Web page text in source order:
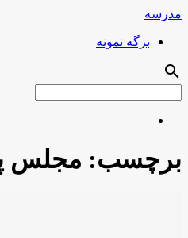
مدرسه
برگه نمونه
search
برچسب: مجلس